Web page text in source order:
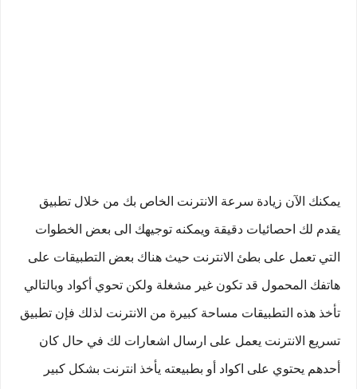
يمكنك الآن زيادة سرعة الانترنت الخاص بك من خلال تطبيق
يقدم لك احصائيات دقيقة ويمكنه توجيهك الى بعض الخطوات
التي تعمل على بطئ الانترنت حيث هناك بعض التطبيقات على
هاتفك المحمول قد تكون غير مشغلة ولكن تحوي أكواد وبالتالي
تأخذ هذه التطبيقات مساحة كبيرة من الانترنت لذلك فإن تطبيق
تسريع الانترنت يعمل على ارسال اشعارات لك في حال كان
أحدهم يحتوي على اكواد أو بطبيعته يأخذ انترنت بشكل كبير